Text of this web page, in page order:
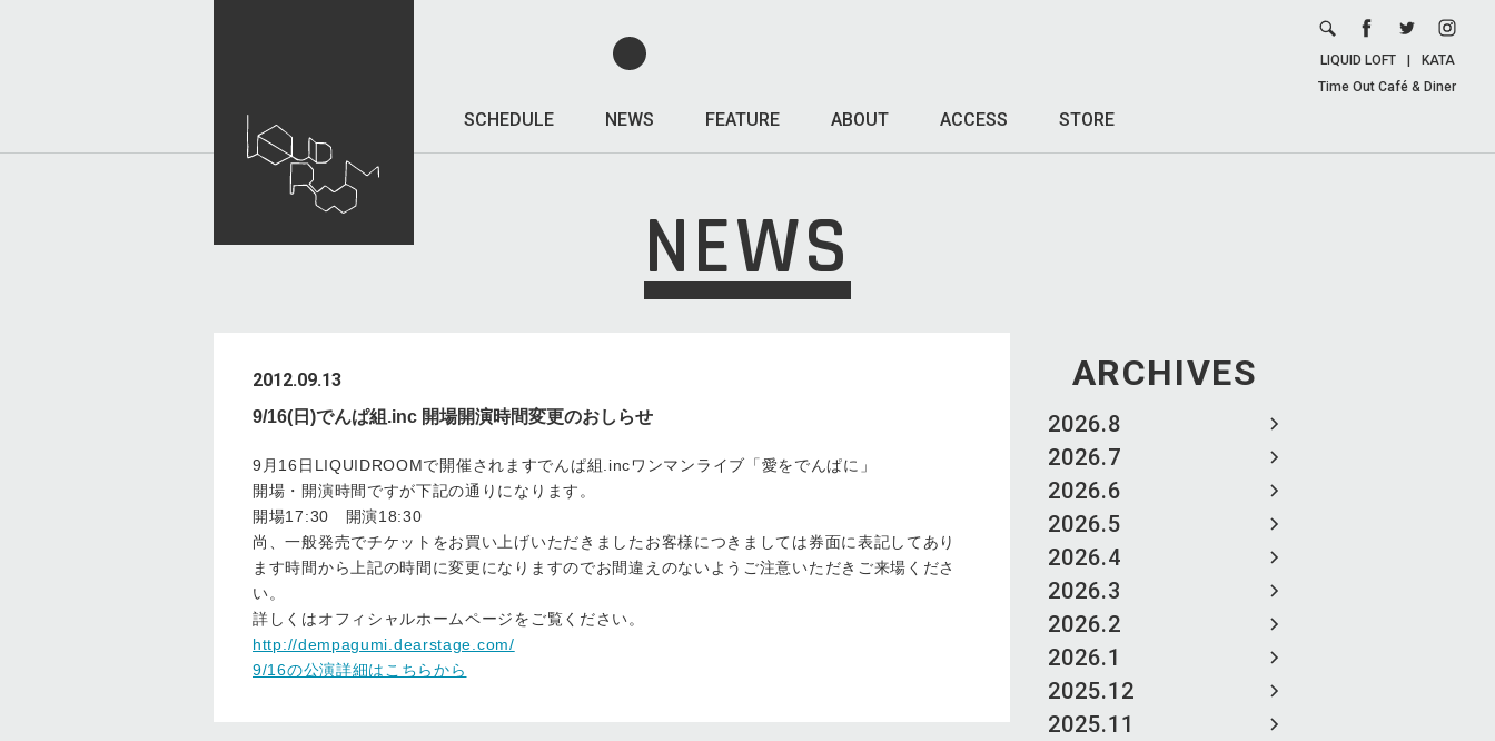
SCHEDULE NEWS FEATURE ABOUT ACCESS STORE
LIQUID LOFT
KATA
Time Out Café & Diner
NEWS
ARCHIVES
2026.8
2026.7
2026.6
2026.5
2026.4
2026.3
2026.2
2026.1
2025.12
2025.11
2012.09.13
9/16(日)でんぱ組.inc 開場開演時間変更のおしらせ
9月16日LIQUIDROOMで開催されますでんぱ組.incワンマンライブ「愛をでんぱに」
開場・開演時間ですが下記の通りになります。
開場17:30 開演18:30
尚、一般発売でチケットをお買い上げいただきましたお客様につきましては券面に表記してあり
ます時間から上記の時間に変更になりますのでお間違えのないようご注意いただきご来場くださ
い。
詳しくはオフィシャルホームページをご覧ください。
http://dempagumi.dearstage.com/
9/16の公演詳細はこちらから